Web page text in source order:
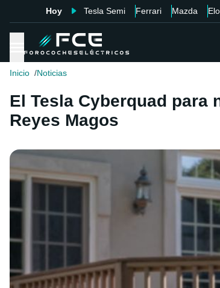
Hoy Tesla Semi Ferrari Mazda
Inicio Noticias
El Tesla Cyberquad
Reyes Magos